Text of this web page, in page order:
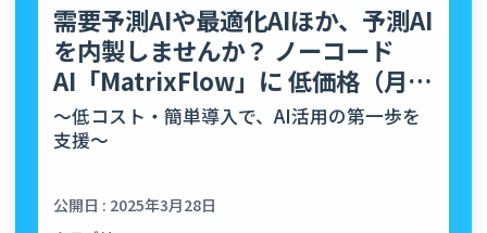
需要予測AIや最適化AIほか、予測AI
を内製しませんか？ ノーコード
AI「MatrixFlow」に 低価格（月額
5万円）…
～低コスト・簡単導入で、AI活用の第一歩を
支援～
公開日 : 2025年3月28日